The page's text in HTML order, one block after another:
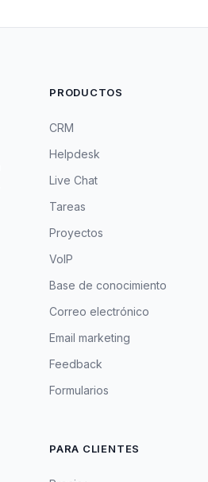
PRODUCTOS
CRM
Helpdesk
Live Chat
Tareas
Proyectos
VoIP
Base de conocimiento
Correo electrónico
Email marketing
Feedback
Formularios
PARA CLIENTES